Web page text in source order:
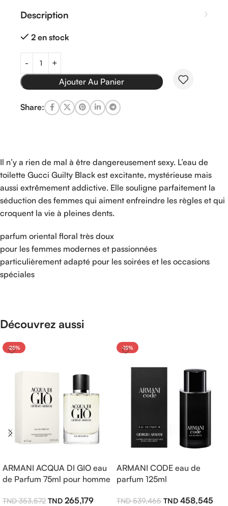
Description
2 en stock
Ajouter Au Panier
Share:
Il n’y a rien de mal à être dangereusement sexy. L’eau de
toilette Gucci Guilty Black est excitante, mystérieuse mais
aussi extrêmement addictive. Elle souligne parfaitement la
séduction des femmes qui aiment enfreindre les règles et qui
croquent la vie à pleines dents.
parfum oriental floral très doux
pour les femmes modernes et passionnées
particulièrement adapté pour les soirées et les occasions
spéciales
Découvrez aussi
-25%
ARMANI ACQUA DI GIO eau
de Parfum 75ml pour homme
353,572 265,179
-15%
ARMANI CODE eau de
parfum 125ml
539,465 458,545